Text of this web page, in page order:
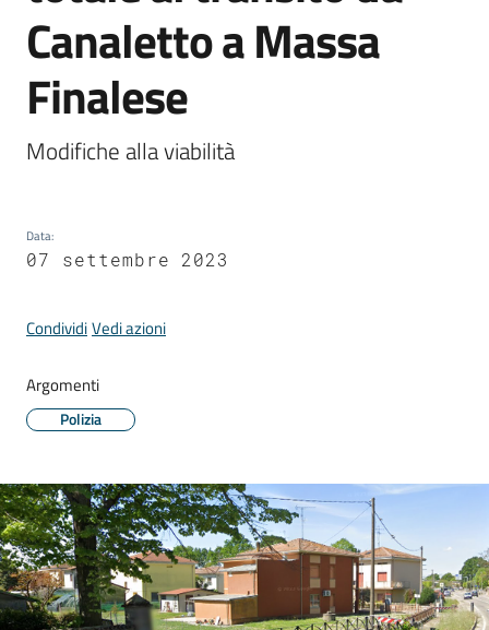
Prenotazione
appuntamento
A
l
r
e
m
e
e
o
Sportello
telematico
Canaletto a Massa
Finalese
Modifiche alla viabilità
Data:
07 settembre 2023
CondividiVedi azioni
Argomenti
Polizia